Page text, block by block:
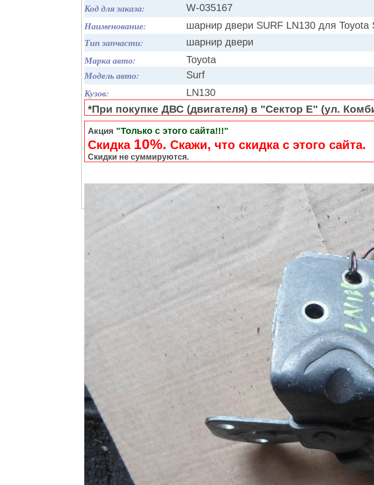
Код для заказа: W-035167
Наименование: шарнир двери SURF LN130 для Toyota
Тип запчасти: шарнир двери
Марка авто: Toyota
Модель авто: Surf
Кузов: LN130
*При покупке ДВС (двигателя) в "Сектор Е" (ул.
Акция "Только с этого сайта!!!"
Скидка 10%. Cкажи, что скидка с этого сайта.
Скидки не суммируются.